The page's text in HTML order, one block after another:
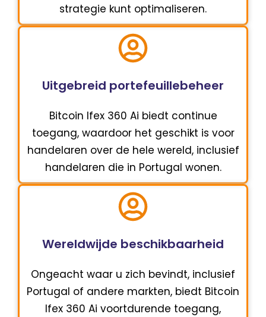
strategie kunt optimaliseren.
Uitgebreid portefeuillebeheer
Bitcoin Ifex 360 Ai biedt continue
toegang, waardoor het geschikt is voor
handelaren over de hele wereld, inclusief
handelaren die in Portugal wonen.
Wereldwijde beschikbaarheid
Ongeacht waar u zich bevindt, inclusief
Portugal of andere markten, biedt Bitcoin
Ifex 360 Ai voortdurende toegang,